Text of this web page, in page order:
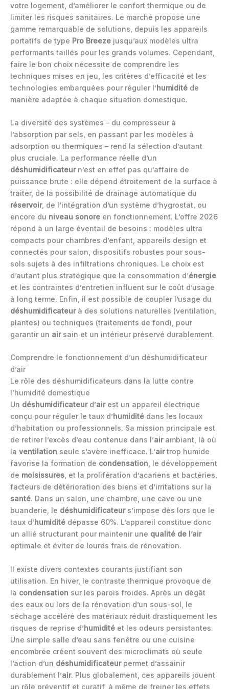
votre logement, d’améliorer le confort thermique ou de
limiter les risques sanitaires. Le marché propose une
gamme remarquable de solutions, depuis les appareils
portatifs de type Pro Breeze jusqu’aux modèles ultra
performants taillés pour les grands volumes. Cependant,
faire le bon choix nécessite de comprendre les
techniques mises en jeu, les critères d’efficacité et les
technologies embarquées pour réguler l’humidité de
manière adaptée à chaque situation domestique.
La diversité des systèmes – du compresseur à
l’absorption par sels, en passant par les modèles à
adsorption ou thermiques – rend la sélection d’autant
plus cruciale. La performance réelle d’un
déshumidificateurn’est en effet pas qu’affaire de
puissance brute : elle dépend étroitement de la surface à
traiter, de la possibilité de drainage automatique du
réservoir, de l’intégration d’un système d’hygrostat, ou
encore du niveau sonore en fonctionnement. L’offre 2026
répond à un large éventail de besoins : modèles ultra
compacts pour chambres d’enfant, appareils design et
connectés pour salon, dispositifs robustes pour sous-
sols sujets à des infiltrations chroniques. Le choix est
d’autant plus stratégique que la consommation d’énergie
et les contraintes d’entretien influent sur le coût d’usage
à long terme. Enfin, il est possible de coupler l’usage du
déshumidificateurà des solutions naturelles (ventilation,
plantes) ou techniques (traitements de fond), pour
garantir un airsain et un intérieur préservé durablement.
Comprendre le fonctionnement d’un déshumidificateur
d’air
Le rôle des déshumidificateurs dans la lutte contre
l’humidité domestique
Un déshumidificateurd’airest un appareil électrique
conçu pour réguler le taux d’humidité dans les locaux
d’habitation ou professionnels. Sa mission principale est
de retirer l’excès d’eau contenue dans l’airambiant, là où
la ventilation seule s’avère inefficace. L’airtrop humide
favorise la formation de condensation , le développement
de moisissures , et la prolifération d’acariens et bactéries,
facteurs de détérioration des biens et d’irritations sur la
santé. Dans un salon, une chambre, une cave ou une
buanderie, le déshumidificateurs’impose dès lors que le
taux d’humidité dépasse 60%. L’appareil constitue donc
un allié structurant pour maintenir une qualité de l’air
optimale et éviter de lourds frais de rénovation.
Il existe divers contextes courants justifiant son
utilisation. En hiver, le contraste thermique provoque de
la condensation sur les parois froides. Après un dégât
des eaux ou lors de la rénovation d’un sous-sol, le
séchage accéléré des matériaux réduit drastiquement les
risques de reprise d’humidité et les odeurs persistantes.
Une simple salle d’eau sans fenêtre ou une cuisine
encombrée créent souvent des microclimats où seule
l’action d’un déshumidificateurpermet d’assainir
durablement l’air. Plus globalement, ces appareils jouent
un rôle préventif et curatif, à même de freiner les effets